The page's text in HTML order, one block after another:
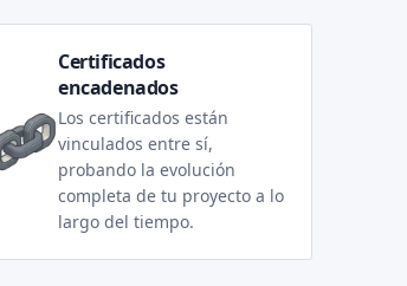
Certificados
encadenados
Los certificados están
vinculados entre sí,
probando la evolución
completa de tu proyecto a lo
largo del tiempo.